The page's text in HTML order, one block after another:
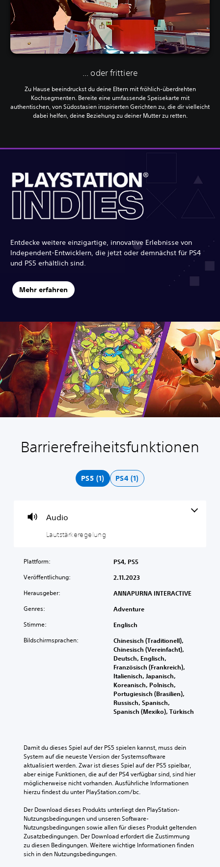
... oder frittiere
Zu Hause beeindruckst du deine Eltern mit fröhlich-überdrehten
Kochsegmenten. Bereite eine umfassende Speisekarte mit
authentischen, von Südostasien inspirierten Gerichten zu, die dir vielleicht
dabei helfen, deine Beziehung zu deiner Mutter zu retten.
Entdecke weitere einzigartige, innovative Erlebnisse von
Independent-Entwicklern, die jetzt oder demnächst für PS4
und PS5 erhältlich sind.
Mehr erfahren
Barrierefreiheitsfunktionen
PS5 (1) PS4 (1)
Audio
Lautstärkeregelung
L
a
r
e
e
u
k
t
s
t
ä
r
k
n
e
i
n
z
e
Plattform: PS4, PS5
Veröffentlichung: 2.11.2023
Herausgeber: ANNAPURNA INTERACTIVE
Genres: Adventure
Stimme: Englisch
Bildschirmsprachen:
Chinesisch (Traditionell),
Chinesisch (Vereinfacht),
Deutsch, Englisch,
Französisch (Frankreich),
Italienisch, Japanisch,
Koreanisch, Polnisch,
Portugiesisch (Brasilien),
Russisch, Spanisch,
Spanisch (Mexiko), Türkisch
Damit du dieses Spiel auf der PS5 spielen kannst, muss dein
System auf die neueste Version der Systemsoftware
aktualisiert werden. Zwar ist dieses Spiel auf der PS5 spielbar,
aber einige Funktionen, die auf der PS4 verfügbar sind, sind hier
möglicherweise nicht vorhanden. Ausführliche Informationen
hierzu findest du unter PlayStation.com/bc.
Der Download dieses Produkts unterliegt den PlayStation-
Nutzungsbedingungen und unseren Software-
Nutzungsbedingungen sowie allen für dieses Produkt geltenden
Zusatzbedingungen. Der Download erfordert die Zustimmung
zu diesen Bedingungen. Weitere wichtige Informationen finden
sich in den Nutzungsbedingungen.